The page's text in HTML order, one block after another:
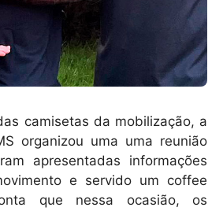
camisetas da mobilização, a
organizou uma uma reunião
apresentadas informações
e servido um coffee
que nessa ocasião, os